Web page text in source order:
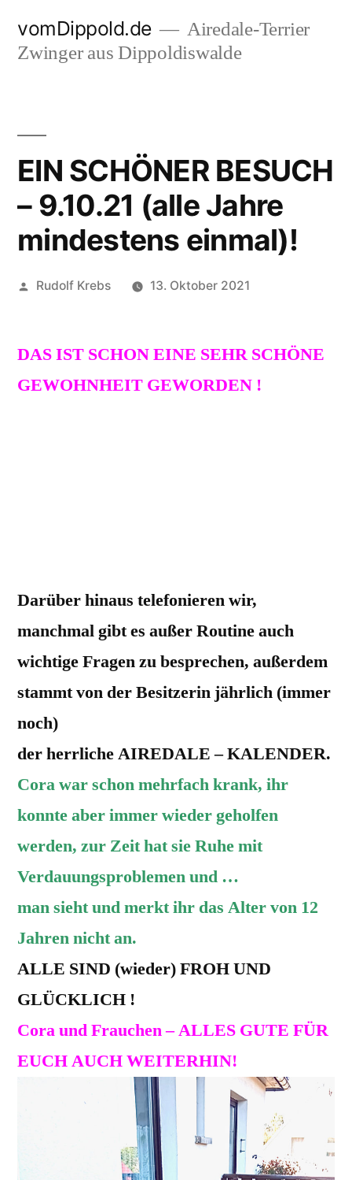
Inhalt
vomDippold.de
Airedale-Terrier
Zwinger aus Dippoldiswalde
EIN SCHÖNER BESUCH
– 9.10.21 (alle Jahre
mindestens einmal)!
Veröffentlicht
Rudolf Krebs 13. Oktober 2021
DAS IST SCHON EINE SEHR SCHÖNE
GEWOHNHEIT GEWORDEN !
Darüber hinaus telefonieren wir,
manchmal gibt es außer Routine auch
wichtige Fragen zu besprechen, außerdem
stammt von der Besitzerin jährlich (immer
noch)
der herrliche AIREDALE – KALENDER.
Cora war schon mehrfach krank, ihr
konnte aber immer wieder geholfen
werden, zur Zeit hat sie Ruhe mit
Verdauungsproblemen und …
man sieht und merkt ihr das Alter von 12
Jahren nicht an.
ALLE SIND (wieder) FROH UND
GLÜCKLICH !
Cora und Frauchen – ALLES GUTE FÜR
EUCH AUCH WEITERHIN!